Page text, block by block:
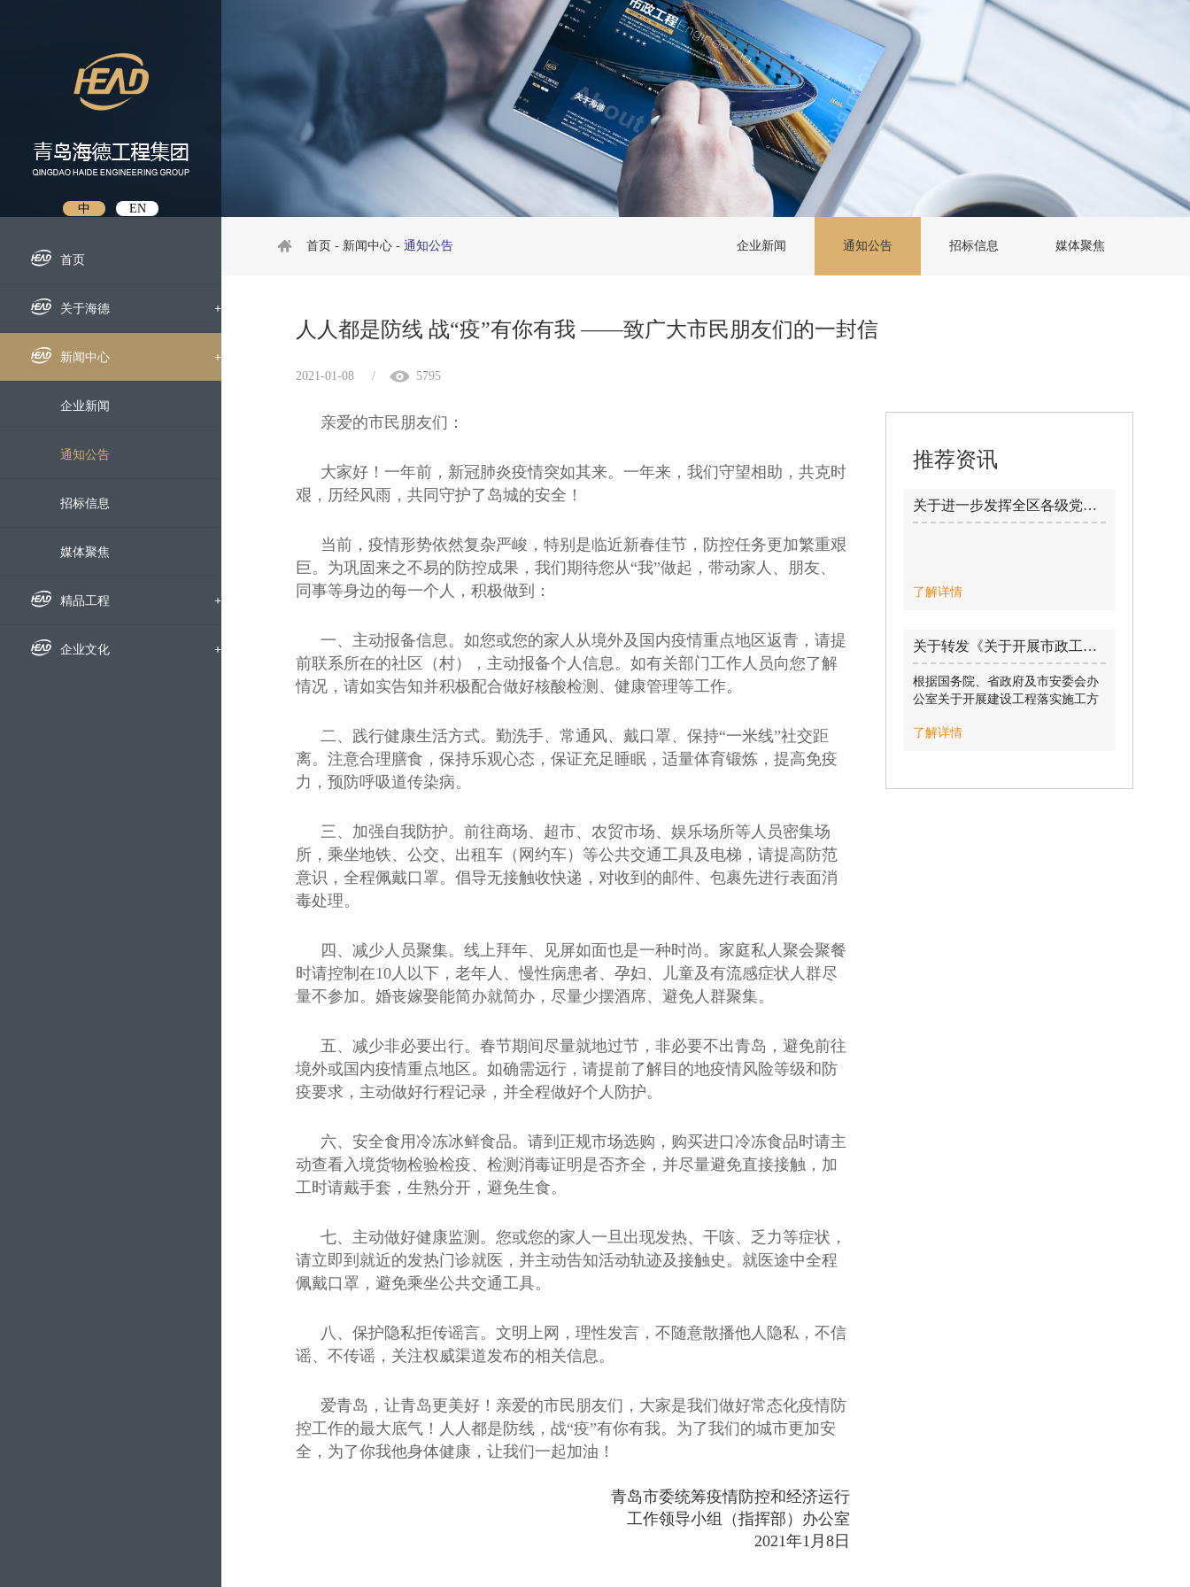
中 EN
首页
关于海德 +
企业概况
组织机构
下属公司
发展历程
荣誉资质
企业宣传片
新闻中心 +
企业新闻
通知公告
招标信息
媒体聚焦
精品工程 +
国内工程
企业文化 +
首页 - 新闻中心 - 通知公告 企业新闻 通知公告 招标信息 媒体聚焦
人人都是防线 战“疫”有你有我 ——致广大市民朋友们的一封信
2021-01-08 / 5795
亲爱的市民朋友们：
大家好！一年前，新冠肺炎疫情突如其来。一年来，我们守望相助，共克时
艰，历经风雨，共同守护了岛城的安全！
当前，疫情形势依然复杂严峻，特别是临近新春佳节，防控任务更加繁重艰
巨。为巩固来之不易的防控成果，我们期待您从“我”做起，带动家人、朋友、
同事等身边的每一个人，积极做到：
一、主动报备信息。如您或您的家人从境外及国内疫情重点地区返青，请提
前联系所在的社区（村），主动报备个人信息。如有关部门工作人员向您了解
情况，请如实告知并积极配合做好核酸检测、健康管理等工作。
二、践行健康生活方式。勤洗手、常通风、戴口罩、保持“一米线”社交距
离。注意合理膳食，保持乐观心态，保证充足睡眠，适量体育锻炼，提高免疫
力，预防呼吸道传染病。
三、加强自我防护。前往商场、超市、农贸市场、娱乐场所等人员密集场
所，乘坐地铁、公交、出租车（网约车）等公共交通工具及电梯，请提高防范
意识，全程佩戴口罩。倡导无接触收快递，对收到的邮件、包裹先进行表面消
毒处理。
四、减少人员聚集。线上拜年、见屏如面也是一种时尚。家庭私人聚会聚餐
时请控制在10人以下，老年人、慢性病患者、孕妇、儿童及有流感症状人群尽
量不参加。婚丧嫁娶能简办就简办，尽量少摆酒席、避免人群聚集。
五、减少非必要出行。春节期间尽量就地过节，非必要不出青岛，避免前往
境外或国内疫情重点地区。如确需远行，请提前了解目的地疫情风险等级和防
疫要求，主动做好行程记录，并全程做好个人防护。
六、安全食用冷冻冰鲜食品。请到正规市场选购，购买进口冷冻食品时请主
动查看入境货物检验检疫、检测消毒证明是否齐全，并尽量避免直接接触，加
工时请戴手套，生熟分开，避免生食。
七、主动做好健康监测。您或您的家人一旦出现发热、干咳、乏力等症状，
请立即到就近的发热门诊就医，并主动告知活动轨迹及接触史。就医途中全程
佩戴口罩，避免乘坐公共交通工具。
八、保护隐私拒传谣言。文明上网，理性发言，不随意散播他人隐私，不信
谣、不传谣，关注权威渠道发布的相关信息。
爱青岛，让青岛更美好！亲爱的市民朋友们，大家是我们做好常态化疫情防
控工作的最大底气！人人都是防线，战“疫”有你有我。为了我们的城市更加安
全，为了你我他身体健康，让我们一起加油！
青岛市委统筹疫情防控和经济运行
工作领导小组（指挥部）办公室
2021年1月8日
推荐资讯
关于进一步发挥全区各级党组织和党员作用 做好近期疫情防控工作的倡议书 / 2021-01-25
了解详情
关于转发《关于开展市政工程及城市轨道交通工程落实施工方案专项行动实施方案》的通知 / 2015-06-24
根据国务院、省政府及市安委会办
公室关于开展建设工程落实施工方
施工单位无施工方案、不按方案及
展市政工程（含城市轨道交通工
了解详情